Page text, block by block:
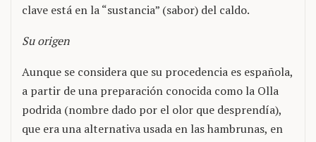
clave está en la “sustancia” (sabor) del caldo.
Su origen
Aunque se considera que su procedencia es española,
a partir de una preparación conocida como la Olla
podrida (nombre dado por el olor que desprendía),
que era una alternativa usada en las hambrunas, en